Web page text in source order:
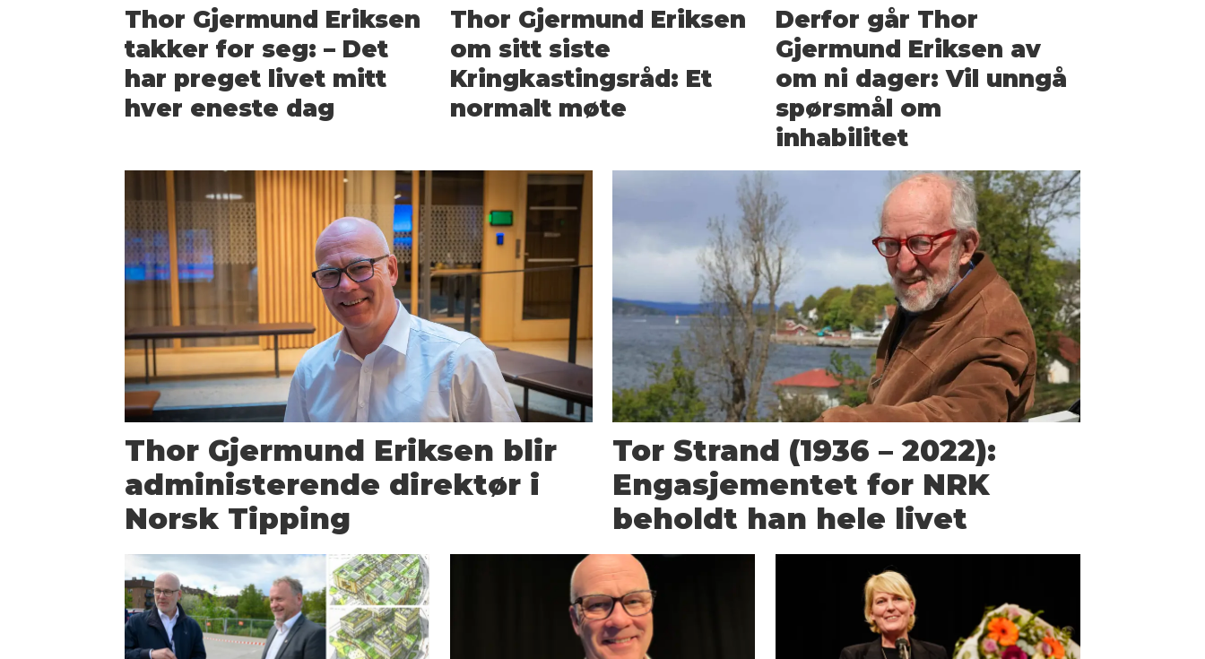
Thor Gjermund Eriksen
takker for seg: – Det
har preget livet mitt
hver eneste dag
Thor Gjermund Eriksen
om sitt siste
Kringkastingsråd: Et
normalt møte
Derfor går Thor
Gjermund Eriksen av
om ni dager: Vil unngå
spørsmål om
inhabilitet
Thor Gjermund Eriksen blir
administerende direktør i
Norsk Tipping
Tor Strand (1936 – 2022):
Engasjementet for NRK
beholdt han hele livet